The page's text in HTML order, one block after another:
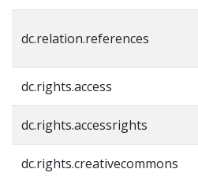
dc.relation.references
dc.rights.access
dc.rights.accessrights
dc.rights.creativecommons